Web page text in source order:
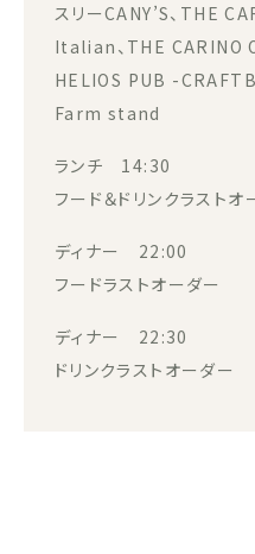
スリーCANY’S、THE
Italian、THE CARINO
HELIOS PUB -
Farm stand
ランチ 14:30
フード＆ドリンクラストオ
ディナー 22:00
フードラストオーダー
ディナー 22:30
ドリンクラストオーダー